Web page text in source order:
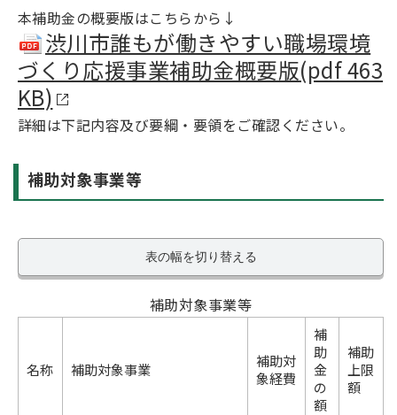
本補助金の概要版はこちらから↓
渋川市誰もが働きやすい職場環境
づくり応援事業補助金概要版(pdf 463
KB)
詳細は下記内容及び要綱・要領をご確認ください。
補助対象事業等
表の幅を切り替える
補助対象事業等
名称 補助対象事業
補助対
象経費
補
助
金
の
額
補助
上限
額